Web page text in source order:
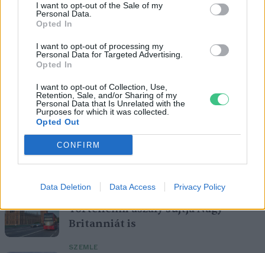
I want to opt-out of the Sale of my
Personal Data.
Opted In
I want to opt-out of processing my
Personal Data for Targeted Advertising.
Opted In
I want to opt-out of Collection, Use,
Retention, Sale, and/or Sharing of my
Personal Data that Is Unrelated with the
Purposes for which it was collected.
Opted Out
CONFIRM
Data Deletion Data Access Privacy Policy
Szöllősi Gáborral, a Gardenfutura ügyvezetőjével beszélgettünk.
Történelmi aszály sújtja Nagy-
Britanniát is
SZEMLE